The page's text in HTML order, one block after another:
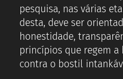
pesquisa, nas várias
desta, deve ser
honestidade,
princípios que regem a
contra o bostil